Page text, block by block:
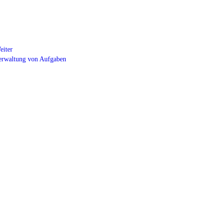
von Aufgaben